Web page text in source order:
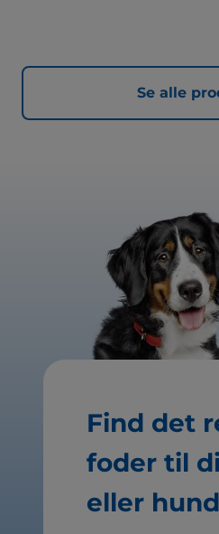
Se alle
Find det
foder til
eller hund